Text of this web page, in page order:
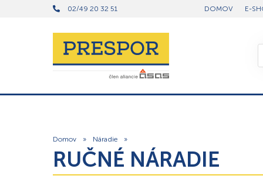
02/49 20 32 51 DOMOV E-
Domov » Náradie »
RUČNÉ NÁRADIE